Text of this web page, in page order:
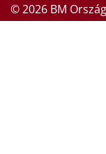
© 2026 BM